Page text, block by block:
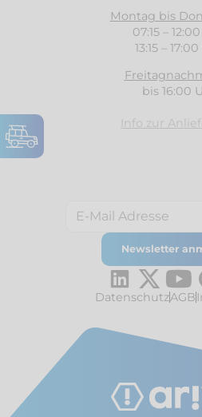
Montag bis
07:15 –
13:15 –
bis 16:00
Info zur
DatenschutzAGB